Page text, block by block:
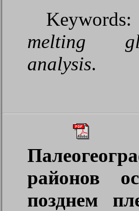
Keywords:
melting
analysis.
районов
позднем